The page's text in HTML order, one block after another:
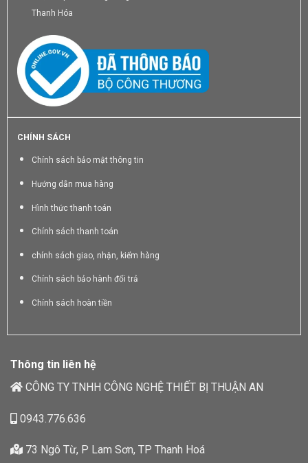
Thanh Hóa
CHÍNH SÁCH
Chính sách bảo mật thông tin
Hướng dẫn mua hàng
Hình thức thanh toán
Chính sách thanh toán
chính sách giao, nhận, kiểm hàng
Chính sách bảo hành đổi trả
Chính sách hoàn tiền
Thông tin liên hệ
CÔNG TY TNHH CÔNG NGHỆ THIẾT BỊ THUẬN AN
0943.776.636
73 Ngô Từ, P Lam Sơn, TP Thanh Hoá